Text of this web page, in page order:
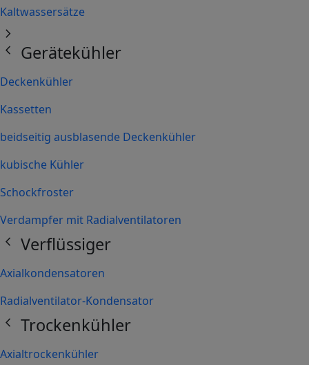
Kaltwassersätze
chevron_right
chevron_left Gerätekühler
Deckenkühler
Kassetten
beidseitig ausblasende Deckenkühler
kubische Kühler
Schockfroster
Verdampfer mit Radialventilatoren
chevron_left Verflüssiger
Axialkondensatoren
Radialventilator-Kondensator
chevron_left Trockenkühler
Axialtrockenkühler